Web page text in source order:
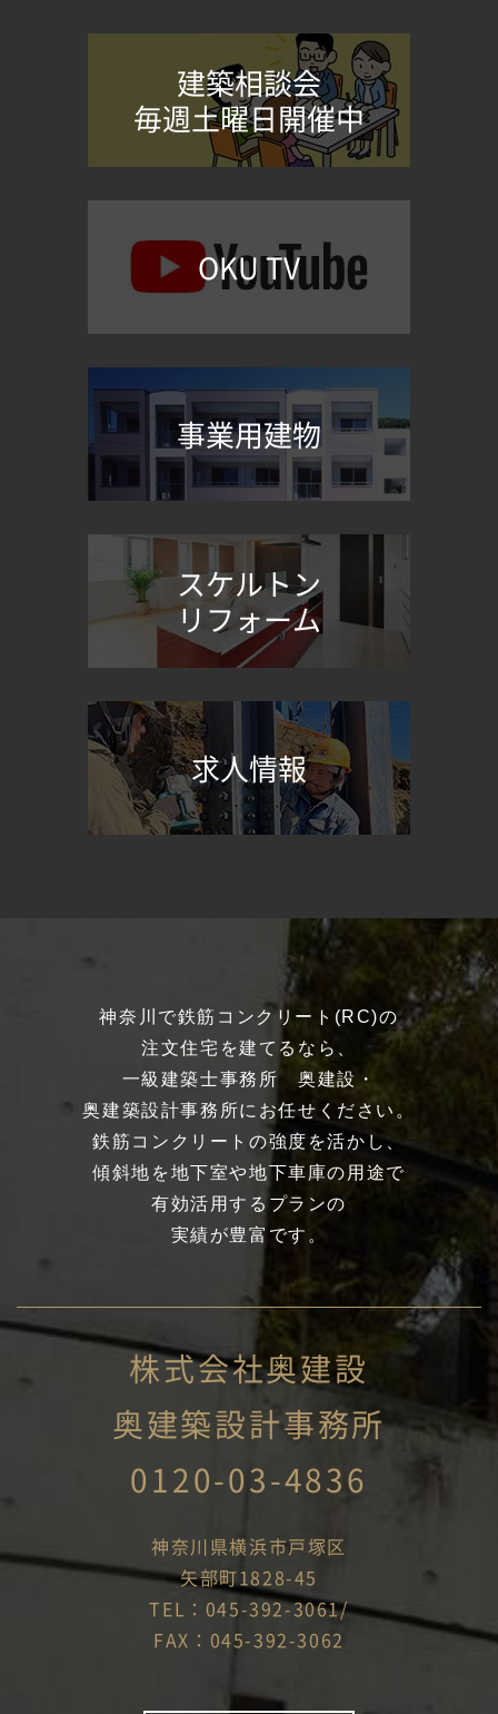
建築相談会
毎週土曜日開催中
OKU TV
事業用建物
スケルトン
リフォーム
求人情報
神奈川で鉄筋コンクリート(RC)の
注文住宅を建てるなら、
一級建築士事務所 奥建設・
奥建築設計事務所にお任せください。
鉄筋コンクリートの強度を活かし、
傾斜地を地下室や地下車庫の用途で
有効活用するプランの
実績が豊富です。
株式会社奥建設
奥建築設計事務所
0120-03-4836
神奈川県横浜市戸塚区
矢部町1828-45
TEL：045-392-3061/
FAX：045-392-3062